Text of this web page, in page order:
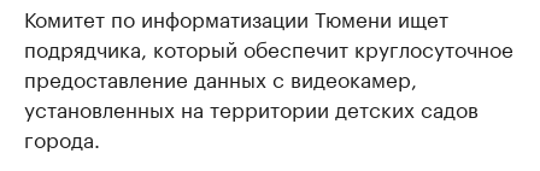
Комитет по информатизации Тюмени ищет
подрядчика, который обеспечит круглосуточное
предоставление данных с видеокамер,
установленных на территории детских садов
города.